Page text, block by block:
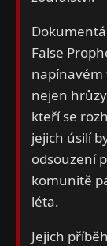
False
nejen
kteří se
jejich úsilí
odsouzení
komunitě
léta.
Jejich